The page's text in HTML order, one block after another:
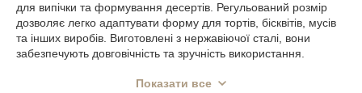
для випічки та формування десертів. Регульований розмір
дозволяє легко адаптувати форму для тортів, бісквітів, мусів
та інших виробів. Виготовлені з нержавіючої сталі, вони
забезпечують довговічність та зручність використання.
Показати все